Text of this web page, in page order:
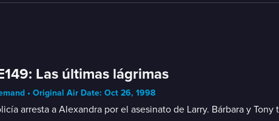
Las últimas lágrimas
• Original Air Date: Oct 26, 1998
arresta a Alexandra por el asesinato de Larry. Bárbara y